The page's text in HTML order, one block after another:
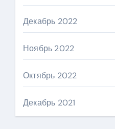
Декабрь 2022
Ноябрь 2022
Октябрь 2022
Декабрь 2021